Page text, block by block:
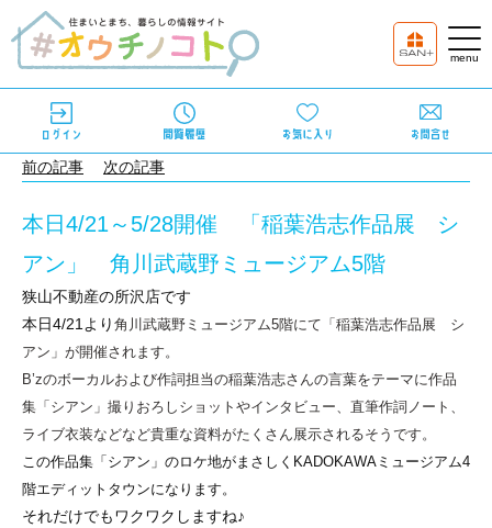
前の記事 次の記事
本日4/21～5/28開催 「稲葉浩志作品展 シ
アン」 角川武蔵野ミュージアム5階
狭山不動産の所沢店です
本日4/21より 角川武蔵野ミュージアム5階にて「稲葉浩志作品展 シ
アン」が開催されます。
B’zのボーカルおよび作詞担当の稲葉浩志さんの言葉をテーマに作品
集「シアン」撮りおろしショットやインタビュー、直筆作詞ノート、
ライブ衣装などなど貴重な資料がたくさん展示されるそうです。
この作品集「シアン」のロケ地がまさしくKADOKAWAミュージアム4
階エディットタウンになります。
それだけでもワクワクしますね♪